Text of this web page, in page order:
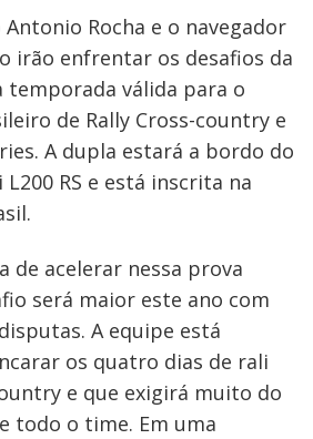
Rocha e o navegador
irão enfrentar os desafios da
válida para o
de Rally Cross-country e
A dupla estará a bordo do
RS e está inscrita na
de acelerar nessa prova
será maior este ano com
A equipe está
os quatro dias de rali
e que exigirá muito do
todo o time. Em uma